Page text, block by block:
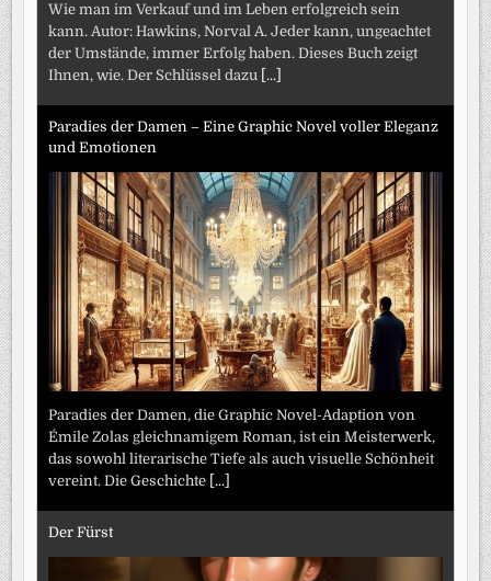
Wie man im Verkauf und im Leben erfolgreich sein
kann. Autor: Hawkins, Norval A. Jeder kann, ungeachtet
der Umstände, immer Erfolg haben. Dieses Buch zeigt
Ihnen, wie. Der Schlüssel dazu [...]
Paradies der Damen – Eine Graphic Novel voller Eleganz
und Emotionen
Paradies der Damen, die Graphic Novel-Adaption von
Émile Zolas gleichnamigem Roman, ist ein Meisterwerk,
das sowohl literarische Tiefe als auch visuelle Schönheit
vereint. Die Geschichte [...]
Der Fürst